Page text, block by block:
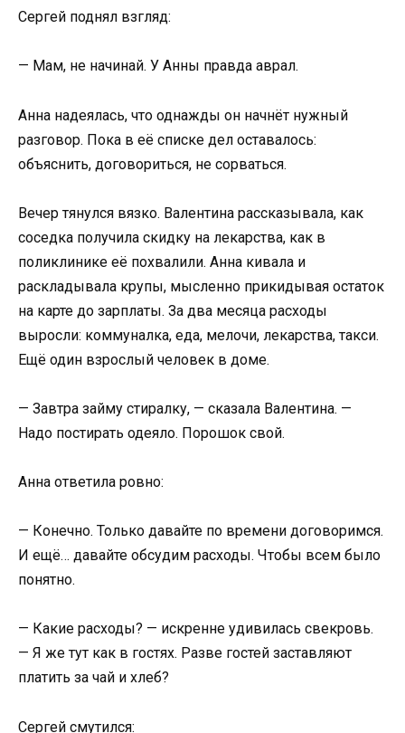
Сергей поднял взгляд:
— Мам, не начинай. У Анны правда аврал.
Анна надеялась, что однажды он начнёт нужный
разговор. Пока в её списке дел оставалось:
объяснить, договориться, не сорваться.
Вечер тянулся вязко. Валентина рассказывала, как
соседка получила скидку на лекарства, как в
поликлинике её похвалили. Анна кивала и
раскладывала крупы, мысленно прикидывая остаток
на карте до зарплаты. За два месяца расходы
выросли: коммуналка, еда, мелочи, лекарства, такси.
Ещё один взрослый человек в доме.
— Завтра займу стиралку, — сказала Валентина. —
Надо постирать одеяло. Порошок свой.
Анна ответила ровно:
— Конечно. Только давайте по времени договоримся.
И ещё… давайте обсудим расходы. Чтобы всем было
понятно.
— Какие расходы? — искренне удивилась свекровь.
— Я же тут как в гостях. Разве гостей заставляют
платить за чай и хлеб?
Сергей смутился: